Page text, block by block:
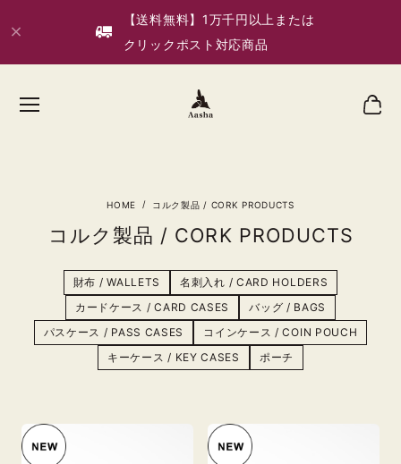
【送料無料】1万千円以上または
クリックポスト対応商品
コルク製品 / CORK PRODUCTS
コルク製品 / CORK PRODUCTS
財布 / WALLETS
名刺入れ / CARD HOLDERS
カードケース / CARD CASES
バッグ / BAGS
パスケース / PASS CASES
コインケース / COIN POUCH
キーケース / KEY CASES
ポーチ